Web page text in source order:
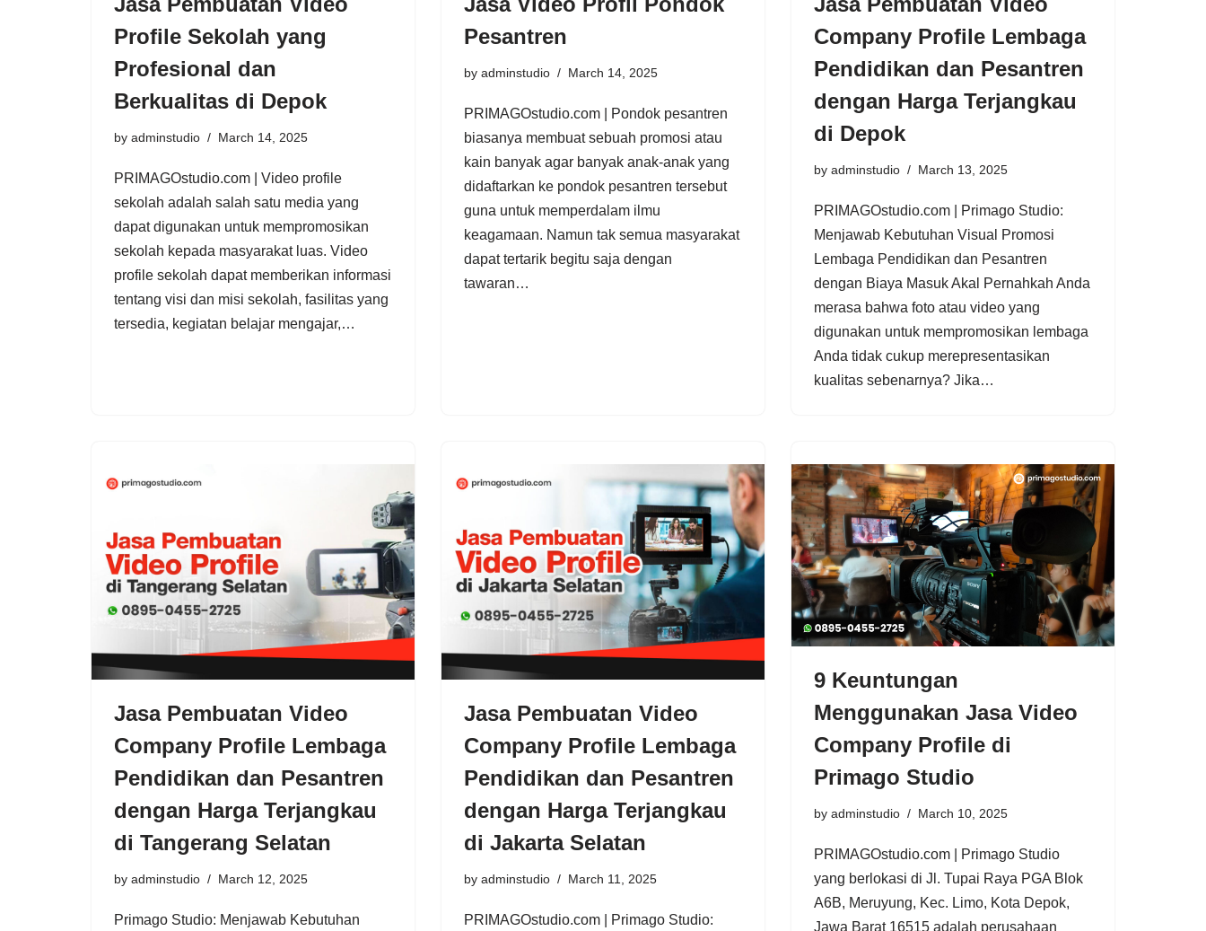
Profile Sekolah yang
Profesional dan
Berkualitas di Depok
by adminstudio March 14, 2025
PRIMAGOstudio.com | Video profile
sekolah adalah salah satu media yang
dapat digunakan untuk mempromosikan
sekolah kepada masyarakat luas. Video
profile sekolah dapat memberikan informasi
tentang visi dan misi sekolah, fasilitas yang
tersedia, kegiatan belajar mengajar,…
Pesantren
by adminstudio March 14, 2025
PRIMAGOstudio.com | Pondok pesantren
biasanya membuat sebuah promosi atau
kain banyak agar banyak anak-anak yang
didaftarkan ke pondok pesantren tersebut
guna untuk memperdalam ilmu
keagamaan. Namun tak semua masyarakat
dapat tertarik begitu saja dengan
tawaran…
Company Profile Lembaga
Pendidikan dan Pesantren
dengan Harga Terjangkau
di Depok
by adminstudio March 13, 2025
PRIMAGOstudio.com | Primago Studio:
Menjawab Kebutuhan Visual Promosi
Lembaga Pendidikan dan Pesantren
dengan Biaya Masuk Akal Pernahkah Anda
merasa bahwa foto atau video yang
digunakan untuk mempromosikan lembaga
Anda tidak cukup merepresentasikan
kualitas sebenarnya? Jika…
Jasa Pembuatan Video
Company Profile Lembaga
Pendidikan dan Pesantren
dengan Harga Terjangkau
di Tangerang Selatan
by adminstudio March 12, 2025
Primago Studio: Menjawab Kebutuhan
Jasa Pembuatan Video
Company Profile Lembaga
Pendidikan dan Pesantren
dengan Harga Terjangkau
di Jakarta Selatan
by adminstudio March 11, 2025
PRIMAGOstudio.com | Primago Studio:
9 Keuntungan
Menggunakan Jasa Video
Company Profile di
Primago Studio
by adminstudio March 10, 2025
PRIMAGOstudio.com | Primago Studio
yang berlokasi di Jl. Tupai Raya PGA Blok
A6B, Meruyung, Kec. Limo, Kota Depok,
Jawa Barat 16515 adalah perusahaan